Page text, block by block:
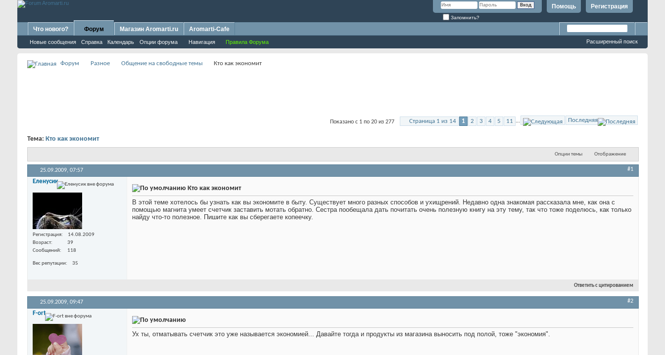
Регистрация
Помощь
Запомнить?
Что нового? Форум
Новые сообщения Справка Календарь Опции форума Навигация Правила Форума
Магазин Aromarti.ru Aromarti-Cafe
Расширенный поиск
Форум Разное Общение на свободные темы Кто как экономит
Страница 1 из 14 1 2 3 4 5 11 ... Последняя
Показано с 1 по 20 из 277
Тема: Кто как экономит
Опции темы Отображение
25.09.2009, 07:57 #1
Еленусик
Регистрация
14.08.2009
Возраст
39
Сообщений
118
Вес репутации 35
Кто как экономит
В этой теме хотелось бы узнать как вы экономите в быту. Существует много разных способов и ухищрений. Недавно одна знакомая рассказала мне, как она с
помощью магнита умеет счетчик заставить мотать обратно. Сестра пообещала дать почитать очень полезную книгу на эту тему, так что тоже поделюсь, как только
найду что-то полезное. Пишите как вы сберегаете копеечку.
Ответить с цитированием
25.09.2009, 09:47 #2
F-ort
Ух ты, отматывать счетчик это уже называется экономией... Давайте тогда и продукты из магазина выносить под полой, тоже "экономия".